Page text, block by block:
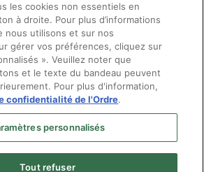
les cookies non essentiels en
à droite. Pour plus d’informations
nous utilisons et sur nos
gérer vos préférences, cliquez sur
». Veuillez noter que
et le texte du bandeau peuvent
Pour plus d'information,
confidentialité de l'Ordre.
personnalisés
Tout refuser